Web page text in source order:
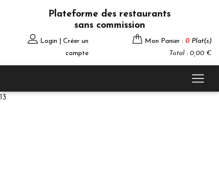
Plateforme des restaurants
sans commission
Login | Créer un
compte
Mon Panier : 0 Plat(s)
Total : 0,00 €
13